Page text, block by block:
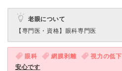
老眼について
【専門医・資格】 眼科専門医
眼科 網膜剥離 視力の低下
安心です